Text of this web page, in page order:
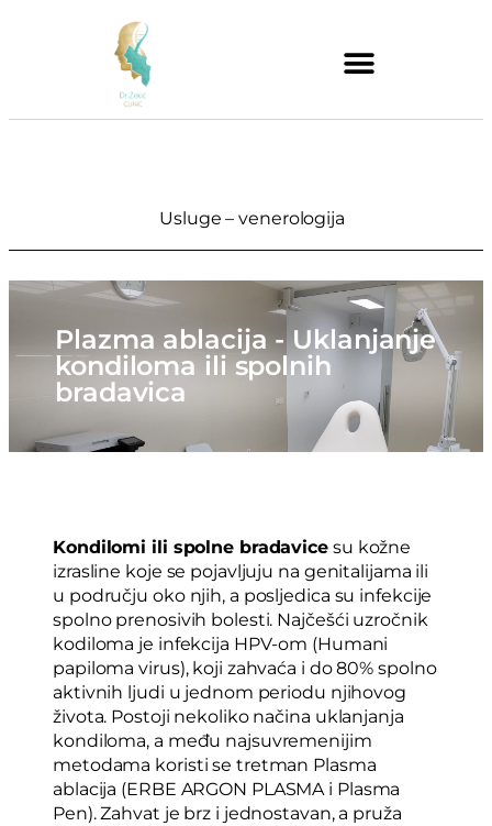
Usluge – venerologija
Plazma ablacija - Uklanjanje
kondiloma ili spolnih
bradavica
Kondilomi ili spolne bradavice su kožne
izrasline koje se pojavljuju na genitalijama ili
u području oko njih, a posljedica su infekcije
spolno prenosivih bolesti. Najčešći uzročnik
kodiloma je infekcija HPV-om (Humani
papiloma virus), koji zahvaća i do 80% spolno
aktivnih ljudi u jednom periodu njihovog
života. Postoji nekoliko načina uklanjanja
kondiloma, a među najsuvremenijim
metodama koristi se tretman Plasma
ablacija (ERBE ARGON PLASMA i Plasma
Pen). Zahvat je brz i jednostavan, a pruža